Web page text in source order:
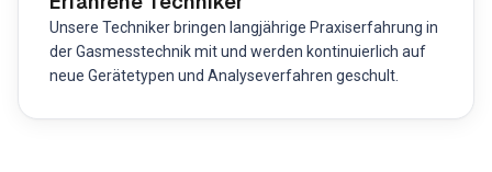
Unsere Techniker bringen langjährige Praxiserfahrung in
der Gasmesstechnik mit und werden kontinuierlich auf
neue Gerätetypen und Analyseverfahren geschult.